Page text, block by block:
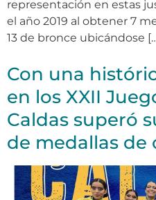
representación en estas
el año 2019 al obtener 7
13 de bronce ubicándose
Con una
en los XXII
Caldas superó
de medallas de